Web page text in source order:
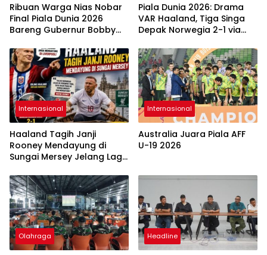
Ribuan Warga Nias Nobar
Final Piala Dunia 2026
Bareng Gubernur Bobby
Piala Dunia 2026: Drama
VAR Haaland, Tiga Singa
Depak Norwegia 2-1 via
Internasional
Haaland Tagih Janji
Rooney Mendayung di
Sungai Mersey Jelang Laga
Panas
Internasional
Australia Juara Piala AFF
U-19 2026
Olahraga Headline